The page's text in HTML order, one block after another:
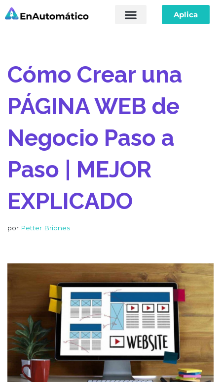
Aplica
Cómo Crear una
PÁGINA WEB de
Negocio Paso a
Paso | MEJOR
EXPLICADO
por Petter Briones